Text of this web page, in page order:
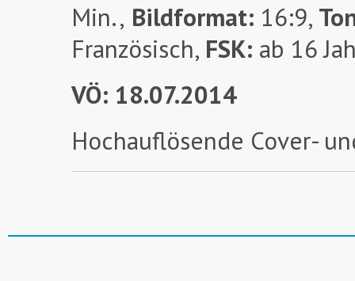
Min., Bildformat: 16:9,
Französisch, FSK: ab 16
VÖ: 18.07.2014
Hochauflösende Cover-